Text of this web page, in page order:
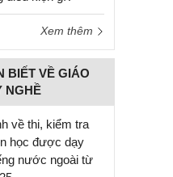
Xem thêm
BIẾT VỀ GIÁO
NGHỀ
về thi, kiểm tra
học được dạy
nước ngoài từ